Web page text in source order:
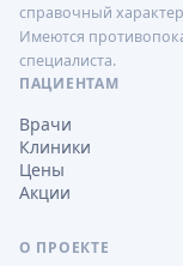
справочный
Имеются
специалиста.
ПАЦИЕНТАМ
Врачи
Клиники
Цены
Акции
О ПРОЕКТЕ